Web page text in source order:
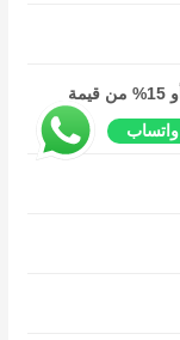
250 ريال كحد أدنى أو 15% من قيمة
واتساب